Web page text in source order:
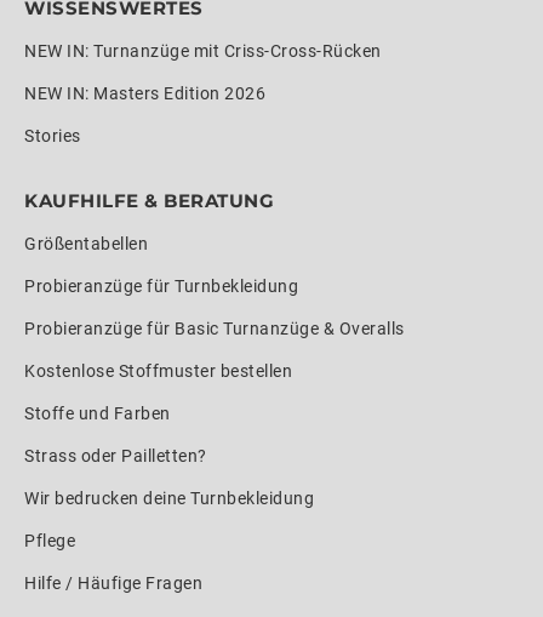
WISSENSWERTES
NEW IN: Turnanzüge mit Criss-Cross-Rücken
NEW IN: Masters Edition 2026
Stories
KAUFHILFE & BERATUNG
Größentabellen
Probieranzüge für Turnbekleidung
Probieranzüge für Basic Turnanzüge & Overalls
Kostenlose Stoffmuster bestellen
Stoffe und Farben
Strass oder Pailletten?
Wir bedrucken deine Turnbekleidung
Pflege
Hilfe / Häufige Fragen